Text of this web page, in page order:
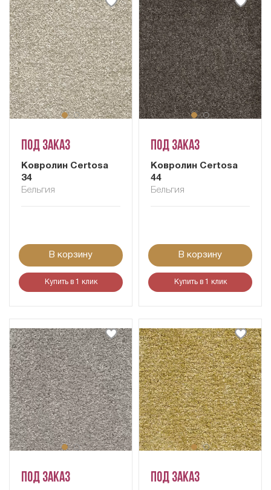
Под заказ
Ковролин Certosa
34
Бельгия
В корзину
Купить в 1 клик
Под заказ
Ковролин Certosa
44
Бельгия
В корзину
Купить в 1 клик
Под заказ Под заказ